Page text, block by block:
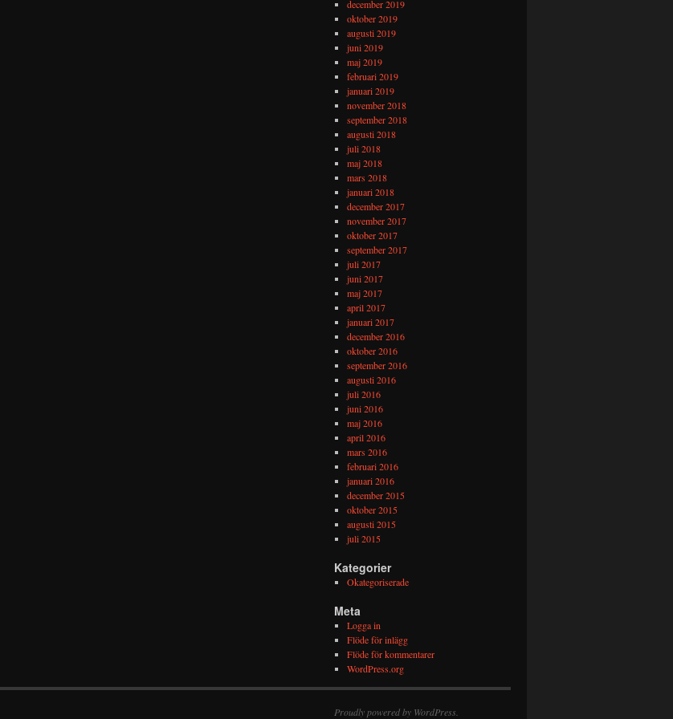
december 2019
oktober 2019
augusti 2019
juni 2019
maj 2019
februari 2019
januari 2019
november 2018
september 2018
augusti 2018
juli 2018
maj 2018
mars 2018
januari 2018
december 2017
november 2017
oktober 2017
september 2017
juli 2017
juni 2017
maj 2017
april 2017
januari 2017
december 2016
oktober 2016
september 2016
augusti 2016
juli 2016
juni 2016
maj 2016
april 2016
mars 2016
februari 2016
januari 2016
december 2015
oktober 2015
augusti 2015
juli 2015
Kategorier
Okategoriserade
Meta
Logga in
Flöde för inlägg
Flöde för kommentarer
WordPress.org
Proudly powered by WordPress.